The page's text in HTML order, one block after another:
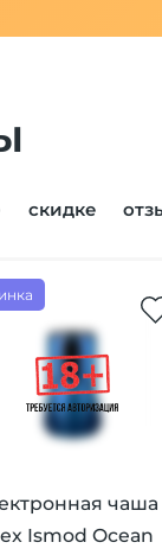
скидке
чаша
Ismod Ocean